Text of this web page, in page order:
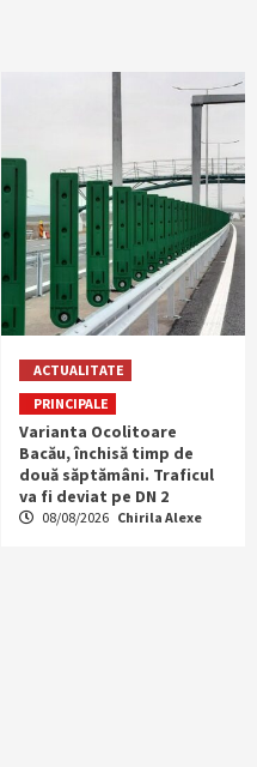
ACTUALITATE
PRINCIPALE
Varianta Ocolitoare
Bacău, închisă timp de
două săptămâni. Traficul
va fi deviat pe DN 2
08/08/2026 Chirila Alexe